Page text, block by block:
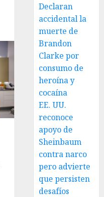
Declaran
accidental la
muerte de
Brandon
Clarke por
consumo de
heroína y
cocaína
EE. UU.
reconoce
apoyo de
Sheinbaum
contra narco
pero advierte
que persisten
desafíos